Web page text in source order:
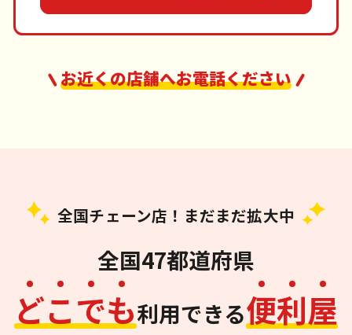
お近くの店舗へお電話ください
全国チェーン店！まだまだ拡大中
全国47都道府県
どこでも利用できる便利屋